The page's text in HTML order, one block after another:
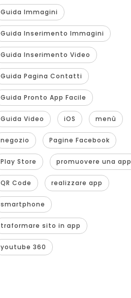
Guida Immagini
Guida Inserimento Immagini
Guida Inserimento Video
Guida Pagina Contatti
Guida Pronto App Facile
Guida Video iOS menù
negozio Pagine Facebook
Play Store promuovere una app
QR Code realizzare app
smartphone
traformare sito in app
youtube 360